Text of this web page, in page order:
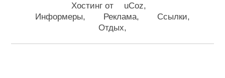
Хостинг от
uCoz
Информеры
Реклама
Ссылки
Отдых